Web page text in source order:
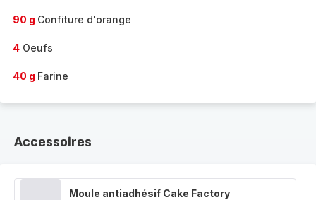
90 g Confiture d'orange
4 Oeufs
40 g Farine
Accessoires
Moule antiadhésif Cake Factory